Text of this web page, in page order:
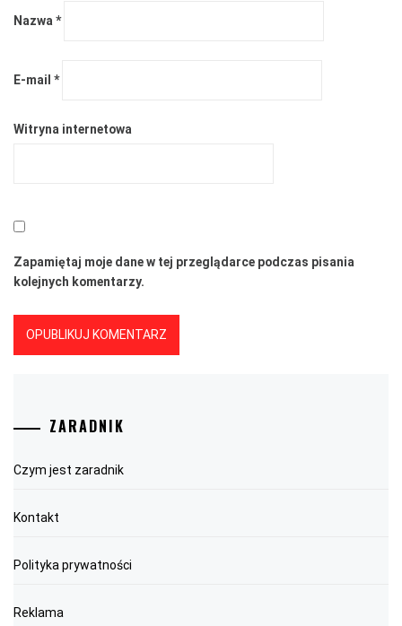
Nazwa *
E-mail *
Witryna internetowa
Zapamiętaj moje dane w tej przeglądarce podczas pisania
kolejnych komentarzy.
ZARADNIK
Czym jest zaradnik
Kontakt
Polityka prywatności
Reklama